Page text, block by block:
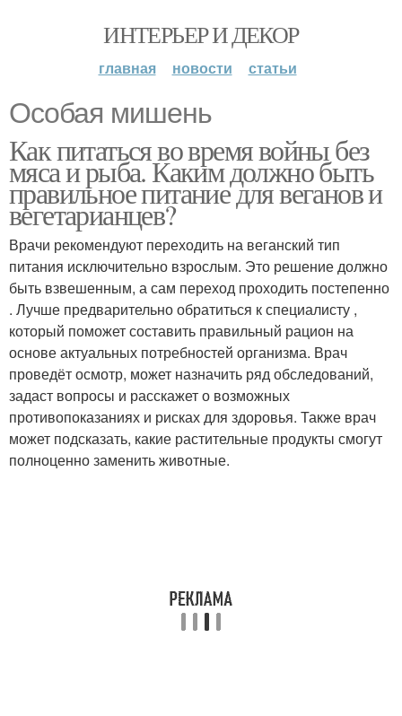
ИНТЕРЬЕР И ДЕКОР
главная новости статьи
Особая мишень
Как питаться во время войны без
мяса и рыба. Каким должно быть
правильное питание для веганов и
вегетарианцев?
Врачи рекомендуют переходить на веганский тип
питания исключительно взрослым. Это решение должно
быть взвешенным, а сам переход проходить постепенно
. Лучше предварительно обратиться к специалисту ,
который поможет составить правильный рацион на
основе актуальных потребностей организма. Врач
проведёт осмотр, может назначить ряд обследований,
задаст вопросы и расскажет о возможных
противопоказаниях и рисках для здоровья. Также врач
может подсказать, какие растительные продукты смогут
полноценно заменить животные.